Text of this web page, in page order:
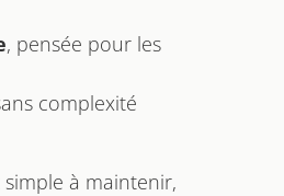
, pensée pour les
complexité
à maintenir,